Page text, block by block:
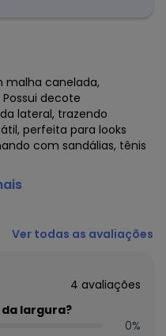
malha canelada,
decote
lateral, trazendo
perfeita para looks
com sandálias, tênis
Ver todas as avaliações
4 avaliações
largura?
0%